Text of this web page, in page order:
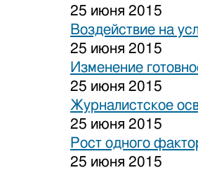
25 июня 2015
Воздействие на
25 июня 2015
Изменение
25 июня 2015
Журналистское
25 июня 2015
Рост одного
25 июня 2015